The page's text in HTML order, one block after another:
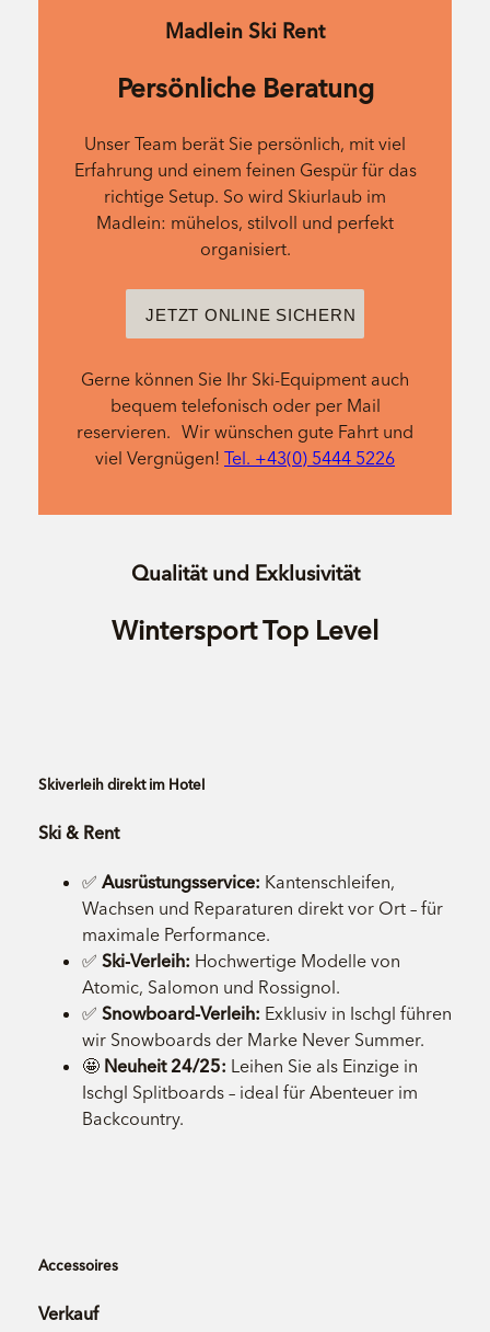
Madlein Ski Rent
Persönliche Beratung
Unser Team berät Sie persönlich, mit viel
Erfahrung und einem feinen Gespür für das
richtige Setup. So wird Skiurlaub im
Madlein: mühelos, stilvoll und perfekt
organisiert.
JETZT ONLINE SICHERN
Gerne können Sie Ihr Ski-Equipment auch
bequem telefonisch oder per Mail
reservieren. Wir wünschen gute Fahrt und
viel Vergnügen! Tel. +43(0) 5444 5226
Qualität und Exklusivität
Wintersport Top Level
Skiverleih direkt im Hotel
Ski & Rent
✅ Ausrüstungsservice: Kantenschleifen,
Wachsen und Reparaturen direkt vor Ort – für
maximale Performance.
✅ Ski-Verleih: Hochwertige Modelle von
Atomic, Salomon und Rossignol.
✅ Snowboard-Verleih: Exklusiv in Ischgl führen
wir Snowboards der Marke Never Summer.
🤩 Neuheit 24/25: Leihen Sie als Einzige in
Ischgl Splitboards – ideal für Abenteuer im
Backcountry.
Accessoires
Verkauf